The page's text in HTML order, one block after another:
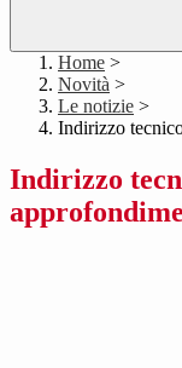
Home >
Novità >
Le notizie >
Indirizzo
Indirizzo